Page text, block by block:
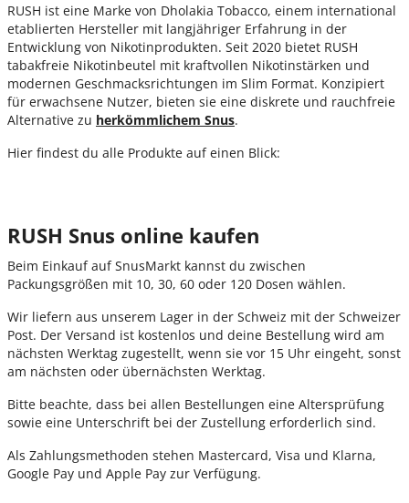
RUSH ist eine Marke von Dholakia Tobacco, einem international
etablierten Hersteller mit langjähriger Erfahrung in der
Entwicklung von Nikotinprodukten. Seit 2020 bietet RUSH
tabakfreie Nikotinbeutel mit kraftvollen Nikotinstärken und
modernen Geschmacksrichtungen im Slim Format. Konzipiert
für erwachsene Nutzer, bieten sie eine diskrete und rauchfreie
Alternative zu herkömmlichem Snus.
Hier findest du alle Produkte auf einen Blick:
RUSH Snus online kaufen
Beim Einkauf auf SnusMarkt kannst du zwischen
Packungsgrößen mit 10, 30, 60 oder 120 Dosen wählen.
Wir liefern aus unserem Lager in der Schweiz mit der Schweizer
Post. Der Versand ist kostenlos und deine Bestellung wird am
nächsten Werktag zugestellt, wenn sie vor 15 Uhr eingeht, sonst
am nächsten oder übernächsten Werktag.
Bitte beachte, dass bei allen Bestellungen eine Altersprüfung
sowie eine Unterschrift bei der Zustellung erforderlich sind.
Als Zahlungsmethoden stehen Mastercard, Visa und Klarna,
Google Pay und Apple Pay zur Verfügung.